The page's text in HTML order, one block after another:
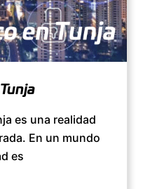
es una realidad
En un mundo
es